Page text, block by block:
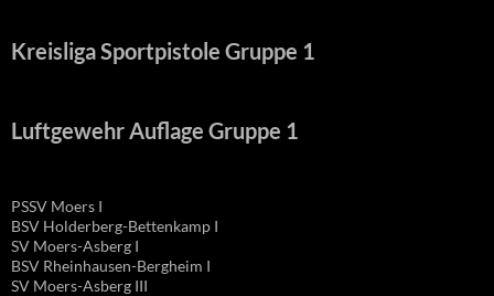
Kreisliga Sportpistole Gruppe 1
Luftgewehr Auflage Gruppe 1
PSSV Moers I
BSV Holderberg-Bettenkamp I
SV Moers-Asberg I
BSV Rheinhausen-Bergheim I
SV Moers-Asberg III